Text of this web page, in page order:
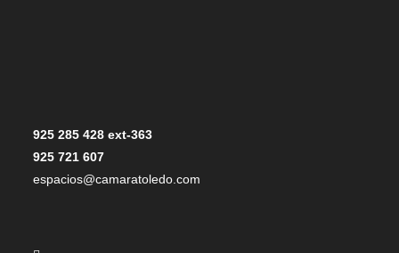
925 285 428 ext-363
925 721 607
espacios@camaratoledo.com